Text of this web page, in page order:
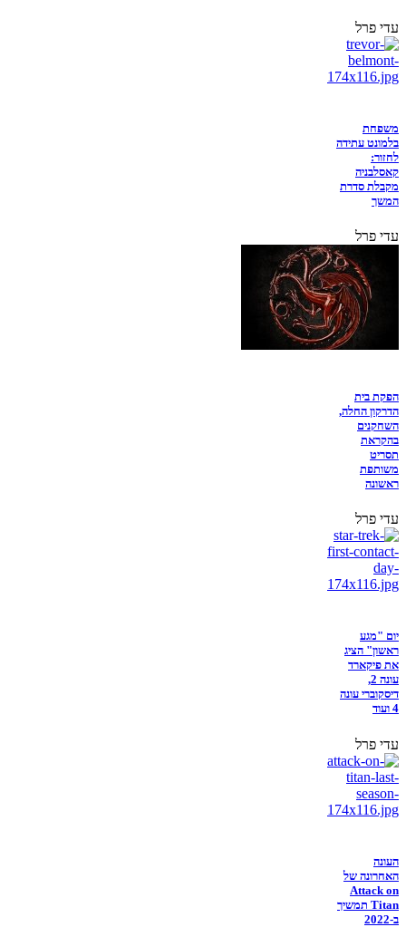
עדי פרל
משפחת
בלמונט עתידה
לחזור:
קאסלבניה
מקבלת סדרת
המשך
עדי פרל
הפקת בית
הדרקון החלה,
השחקנים
בהקראת
תסריט
משותפת
ראשונה
עדי פרל
יום "מגע
ראשון" הציג
את פיקארד
עונה 2,
דיסקוברי עונה
4 ועוד
עדי פרל
העונה
האחרונה של
Attack on
Titan תמשיך
ב-2022